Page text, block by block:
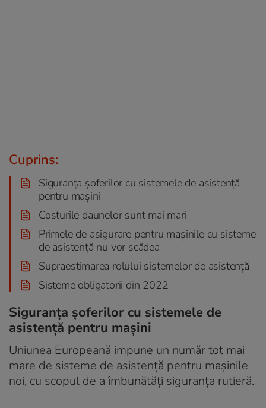
Cuprins:
Siguranța șoferilor cu sistemele de asistență
pentru mașini
Costurile daunelor sunt mai mari
Primele de asigurare pentru mașinile cu sisteme
de asistență nu vor scădea
Supraestimarea rolului sistemelor de asistență
Sisteme obligatorii din 2022
Siguranța șoferilor cu sistemele de
asistență pentru mașini
Uniunea Europeană impune un număr tot mai
mare de sisteme de asistență pentru mașinile
noi, cu scopul de a îmbunătăți siguranța rutieră.